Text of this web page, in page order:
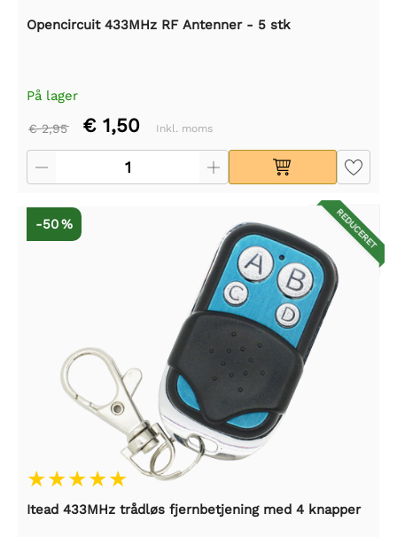
Opencircuit 433MHz RF Antenner - 5 stk
På lager
€ 2,95 € 1,50 Inkl. moms
REDUCERET
-50 %
Itead 433MHz trådløs fjernbetjening med 4 knapper